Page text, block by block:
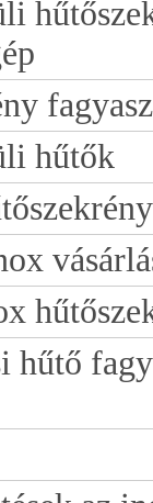
hűtők
hűtő